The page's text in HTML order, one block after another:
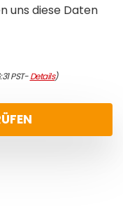
uns diese Daten
PST-Details)